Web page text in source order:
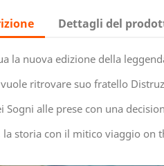
Dettagli del
la nuova edizione della
ritrovare suo fratello
Sogni alle prese con una
la storia con il mitico viaggio on